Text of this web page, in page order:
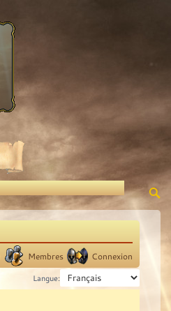
Membres Connexion
Langue: